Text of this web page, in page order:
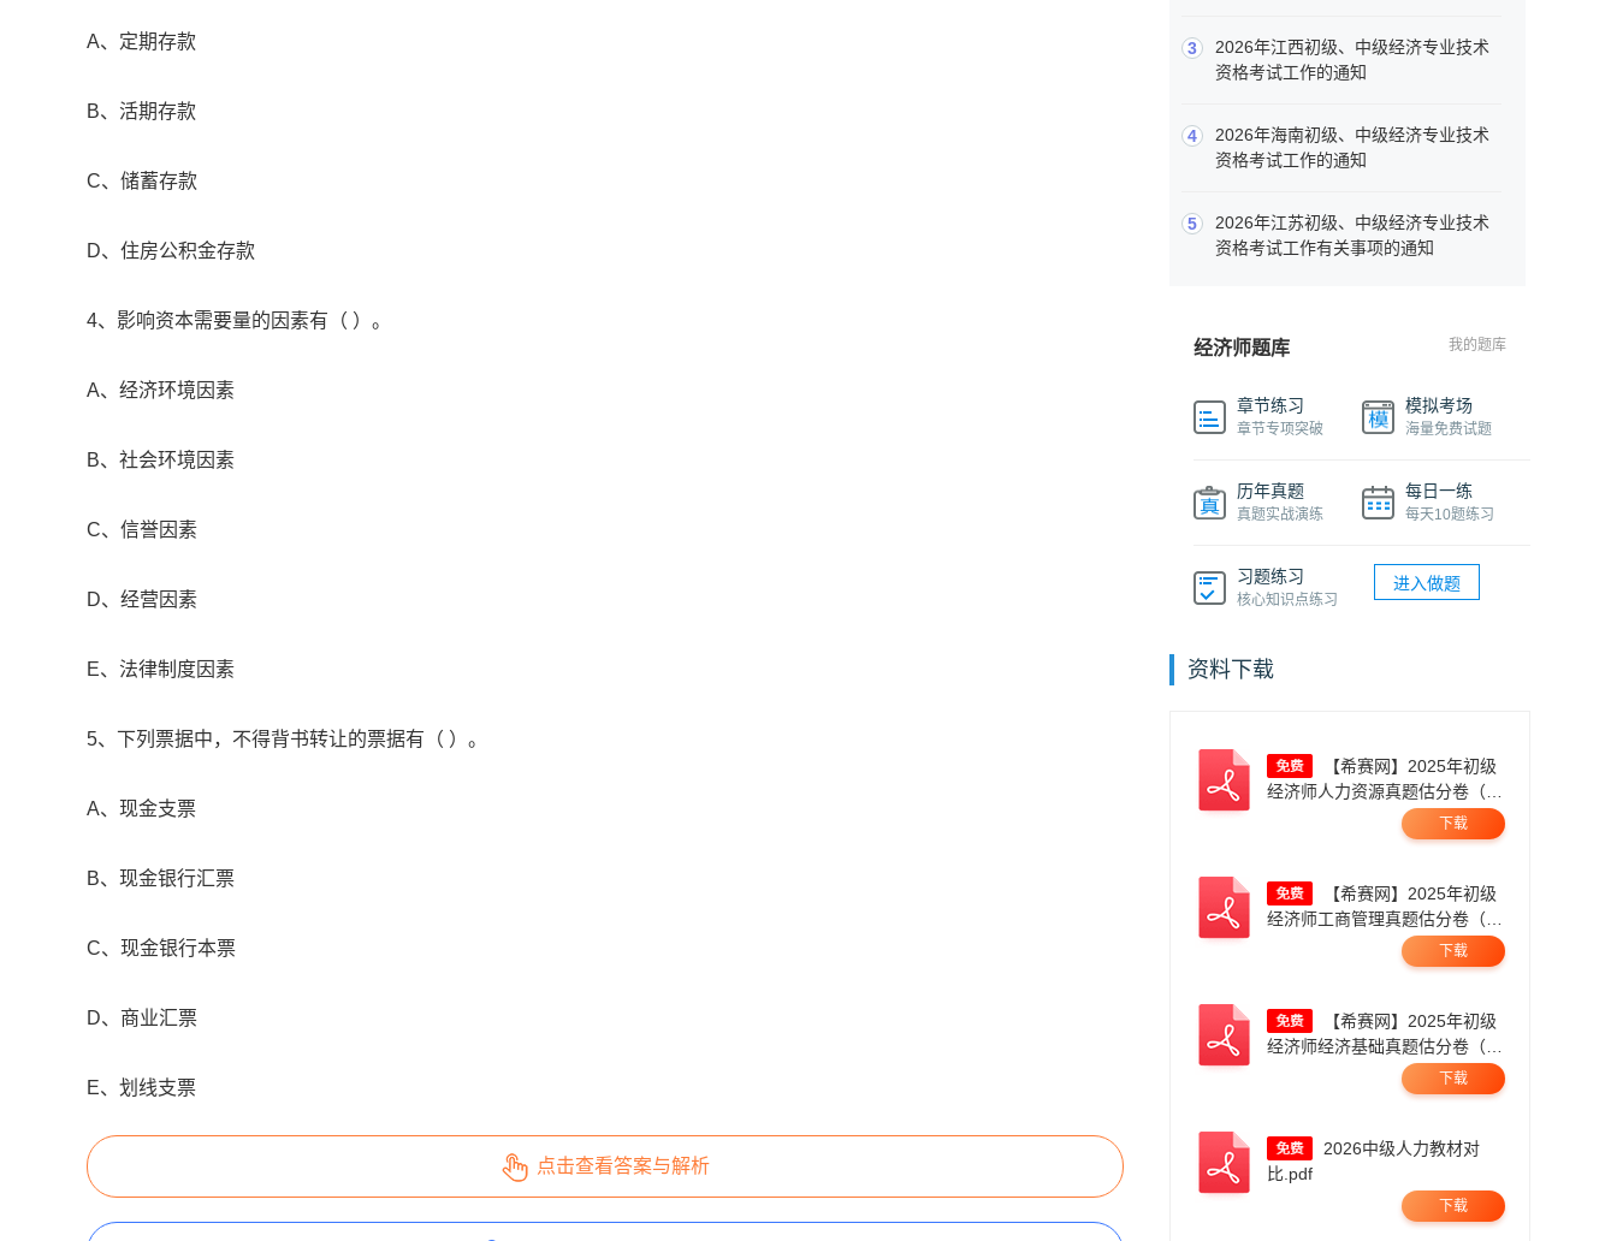
A、定期存款
B、活期存款
C、储蓄存款
D、住房公积金存款
4、影响资本需要量的因素有（ ）。
A、经济环境因素
B、社会环境因素
C、信誉因素
D、经营因素
E、法律制度因素
5、下列票据中，不得背书转让的票据有（ ）。
A、现金支票
B、现金银行汇票
C、现金银行本票
D、商业汇票
E、划线支票
点击查看答案与解析
3
2026年江西初级、中级经济专业技术
资格考试工作的通知
4
2026年海南初级、中级经济专业技术
资格考试工作的通知
5
2026年江苏初级、中级经济专业技术
资格考试工作有关事项的通知
经济师题库 我的题库
章节练习
章节专项突破
模拟考场
海量免费试题
历年真题
真题实战演练
每日一练
每天10题练习
习题练习
核心知识点练习
进入做题
资料下载
经济师人力资源真题估分卷（11
月1日上午）无码.pdf
下载
经济师工商管理真题估分卷（11
月1日上午）无码.pdf
下载
经济师经济基础真题估分卷（11
月1日上午）无码.pdf
下载
比.pdf
下载